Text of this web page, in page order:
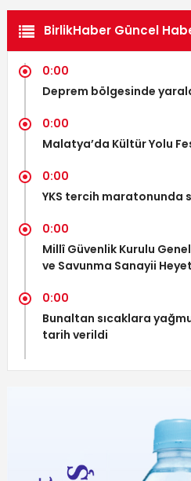
BirlikHaber Güncel
0:00
Deprem bölgesinde
0:00
Malatya’da Kültür Yolu
0:00
YKS tercih maratonunda
0:00
Millî Güvenlik Kurulu
ve Savunma Sanayii
0:00
Bunaltan sıcaklara
tarih verildi